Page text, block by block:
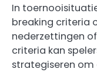
In
breaking criteria
nederzettingen
criteria kan
strategiseren om